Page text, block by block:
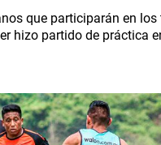
que participarán en los
hizo partido de práctica